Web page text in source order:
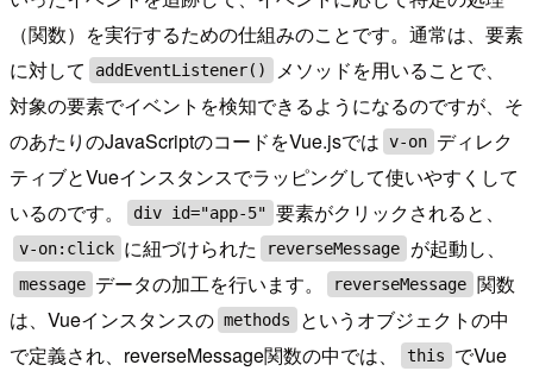
（関数）を実行するための仕組みのことです。通常は、要素
に対して
addEventListener()
メソッドを用いることで、
対象の要素でイベントを検知できるようになるのですが、そ
のあたりのJavaScriptのコードをVue.jsでは v-on ディレク
ティブとVueインスタンスでラッピングして使いやすくして
いるのです。
div id="app-5" 要素がクリックされると、
v-on:click に紐づけられた reverseMessage が起動し、
message データの加工を行います。 reverseMessage 関数
は、Vueインスタンスの methods
というオブジェクトの中
で定義され、reverseMessage関数の中では、
this
でVue